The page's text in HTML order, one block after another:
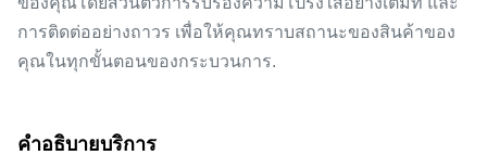
การติดต่ออย่างถาวร เพื่อให้คุณทราบสถานะของสินค้าของ
คุณในทุกขั้นตอนของกระบวนการ.
คําอธิบายบริการ